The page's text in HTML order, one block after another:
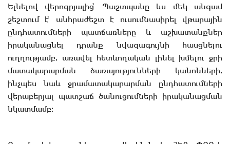
Ելնելով վերոգրյալից՝ Պաշտպանը ևս մեկ անգամ
շեշտում է՝ անհրաժեշտ է ուսումնասիրել վթարային
ընդհատումների պատճառները և աշխատանքներ
իրականացնել դրանք նվազագույնի հասցնելու
ուղղությամբ, առավել հետևողական լինել խմելու ջրի
մատակարարման ծառայությունների կանոնների,
ինչպես նաև ջրամատակարարման ընդհատումների
վերաբերյալ պատշաճ ծանուցումների իրականացման
նկատմամբ։